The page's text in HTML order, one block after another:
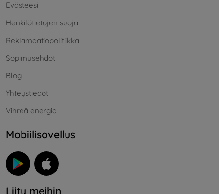
Evästeesi
Henkilötietojen suoja
Reklamaatiopolitiikka
Sopimusehdot
Blog
Yhteystiedot
Vihreä energia
Mobiilisovellus
Liity meihin